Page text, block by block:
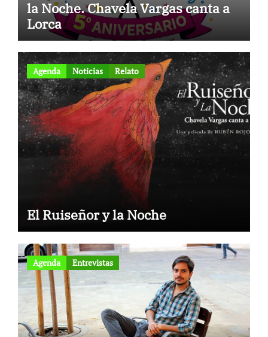
la Noche. Chavela Vargas canta a
Lorca
Agenda Noticias Relato
El Ruiseñor y la Noche
Agenda Entrevistas